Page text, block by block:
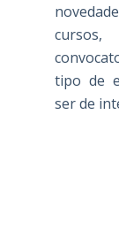
tipo de
ser de